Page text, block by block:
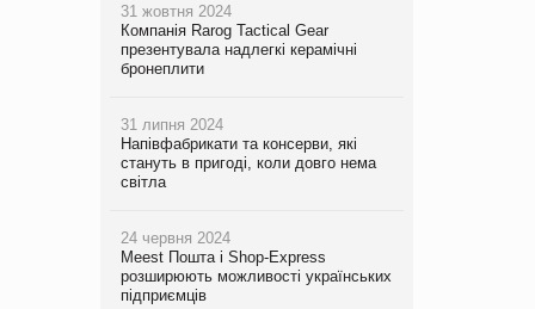
31 жовтня 2024
Компанія Rarog Tactical Gear
презентувала надлегкі керамічні
бронеплити
31 липня 2024
Напівфабрикати та консерви, які
стануть в пригоді, коли довго нема
світла
24 червня 2024
Meest Пошта і Shop-Express
розширюють можливості українських
підприємців